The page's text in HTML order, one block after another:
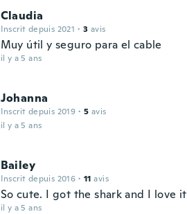
Claudia
Inscrit depuis 2021 · 3 avis
Muy útil y seguro para el cable
il y a 5 ans
Johanna
Inscrit depuis 2019 · 5 avis
il y a 5 ans
Bailey
Inscrit depuis 2016 · 11 avis
So cute. I got the shark and I love it
il y a 5 ans